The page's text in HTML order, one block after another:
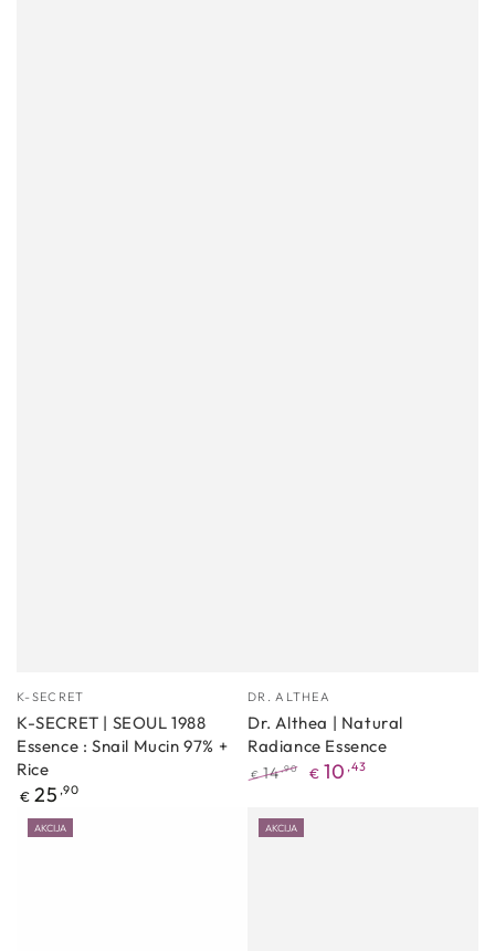
Proizvođać
K-SECRET
K-SECRET | SEOUL 1988
Essence : Snail Mucin 97% +
Rice
Redovna
€ 25 ,90
Proizvođać
DR. ALTHEA
Dr. Althea | Natural
Radiance Essence
cijena
€ 14,90 € 10 ,43
AKCIJA AKCIJA